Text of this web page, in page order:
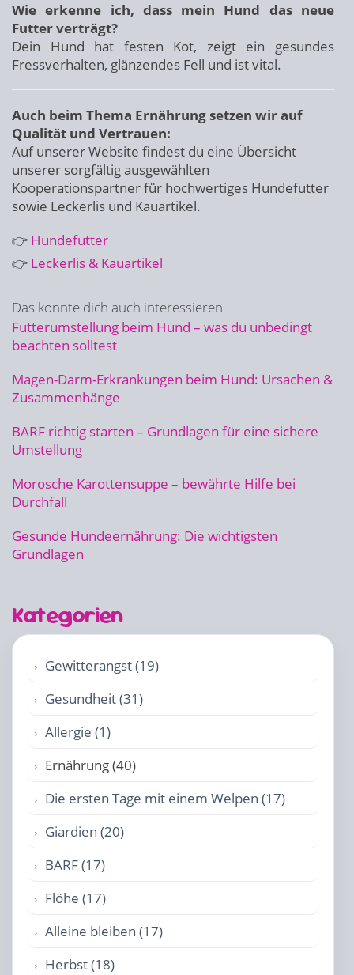
Wie erkenne ich, dass mein Hund das neue
Futter verträgt?
Dein Hund hat festen Kot, zeigt ein gesundes
Fressverhalten, glänzendes Fell und ist vital.
Auch beim Thema Ernährung setzen wir auf
Qualität und Vertrauen:
Auf unserer Website findest du eine Übersicht
unserer sorgfältig ausgewählten
Kooperationspartner für hochwertiges Hundefutter
sowie Leckerlis und Kauartikel.
👉 Hundefutter
👉 Leckerlis & Kauartikel
Das könnte dich auch interessieren
Futterumstellung beim Hund – was du unbedingt
beachten solltest
Magen-Darm-Erkrankungen beim Hund: Ursachen &
Zusammenhänge
BARF richtig starten – Grundlagen für eine sichere
Umstellung
Morosche Karottensuppe – bewährte Hilfe bei
Durchfall
Gesunde Hundeernährung: Die wichtigsten
Grundlagen
Kategorien
Gewitterangst (19)
Gesundheit (31)
Allergie (1)
Ernährung (40)
Die ersten Tage mit einem Welpen (17)
Giardien (20)
BARF (17)
Flöhe (17)
Alleine bleiben (17)
Herbst (18)